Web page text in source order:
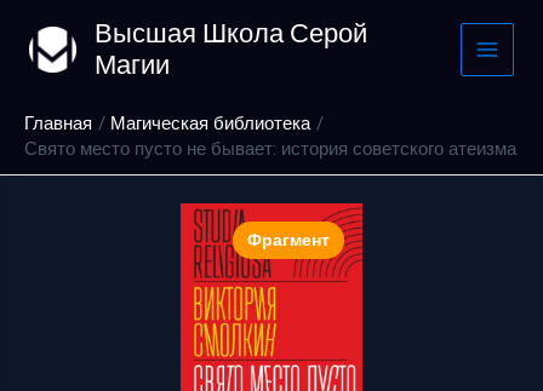
содержимому
Высшая Школа Серой
Магии
Главная
Магическая библиотека
Свято место пусто не бывает: история советского атеизма
Фрагмент